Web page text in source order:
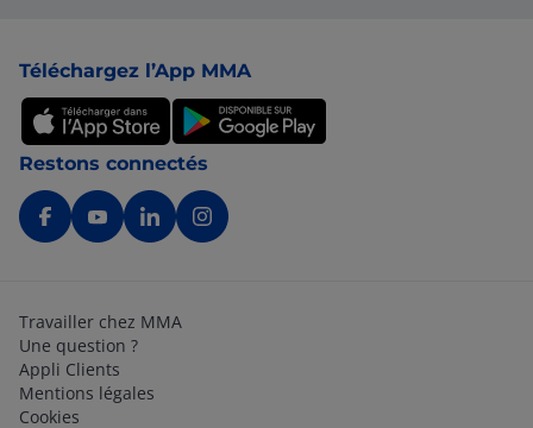
Téléchargez l’App MMA
Restons connectés
Travailler chez MMA
Une question ?
Appli Clients
Mentions légales
Cookies